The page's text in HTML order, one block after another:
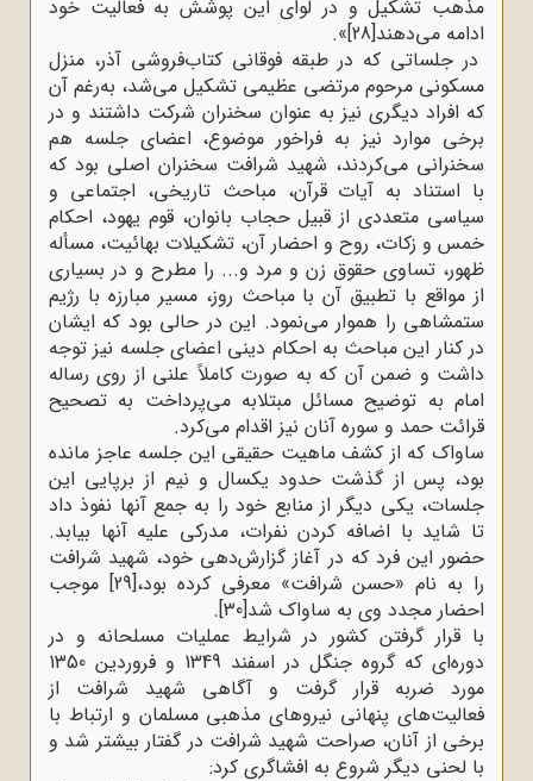
مذهب تشکیل و در لوای این پوشش به فعالیت خود
ادامه می‌دهند
.«[28]
در جلساتی که در طبقه فوقانی کتاب‌فروشی آذر، منزل
مسکونی مرحوم مرتضی عظیمی تشکیل می‌شد، به‌رغم آن
که افراد دیگری نیز به عنوان سخنران شرکت داشتند و در
برخی موارد نیز به فراخور موضوع، اعضای جلسه هم
سخنرانی می‌کردند، شهید شرافت سخنران اصلی بود که
با استناد به آیات قرآن، مباحث تاریخی، اجتماعی و
سیاسی متعددی از قبیل حجاب بانوان، قوم یهود، احکام
خمس و زکات، روح و احضار آن، تشکیلات بهائیت، مسأله
ظهور، تساوی حقوق زن و مرد و... را مطرح و در بسیاری
از مواقع با تطبیق آن با مباحث روز، مسیر مبارزه با رژیم
ستمشاهی را هموار می‌نمود. این در حالی بود که ایشان
در کنار این مباحث به احکام دینی اعضای جلسه نیز توجه
داشت و ضمن آن که به صورت کاملاً علنی از روی رساله
امام به توضیح مسائل مبتلابه می‌پرداخت به تصحیح
قرائت حمد و سوره آنان نیز اقدام می‌کرد.
ساواک که از کشف ماهیت حقیقی این جلسه عاجز مانده
بود، پس از گذشت حدود یکسال و نیم از برپایی این
جلسات، یکی دیگر از منابع خود را به جمع آنها نفوذ داد
تا شاید با اضافه کردن نفرات، مدرکی علیه آنها بیابد.
حضور این فرد که در آغاز گزارش‌دهی خود، شهید شرافت
را به نام «حسن شرافت» معرفی کرده بود،[29] موجب
احضار مجدد وی به ساواک شد
.[30]
با قرار گرفتن کشور در شرایط عملیات مسلحانه و در
دوره‌ای که گروه جنگل در اسفند 1349 و فروردین 1350
مورد ضربه قرار گرفت و آگاهی شهید شرافت از
فعالیت‌های پنهانی نیروهای مذهبی مسلمان و ارتباط با
برخی از آنان، صراحت شهید شرافت در گفتار بیشتر شد و
با لحنی دیگر شروع به افشاگری کرد: